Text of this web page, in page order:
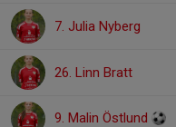
7. Julia Nyberg
26. Linn Bratt
9. Malin Östlund